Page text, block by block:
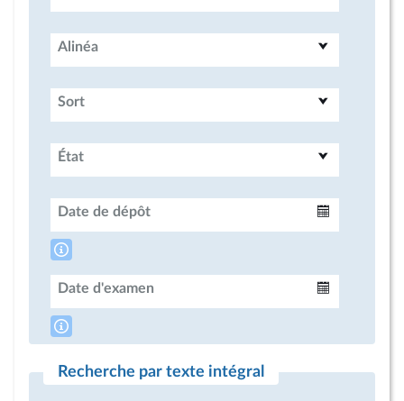
Alinéa
Sort
État
Date de dépôt
Date d'examen
Recherche par texte intégral